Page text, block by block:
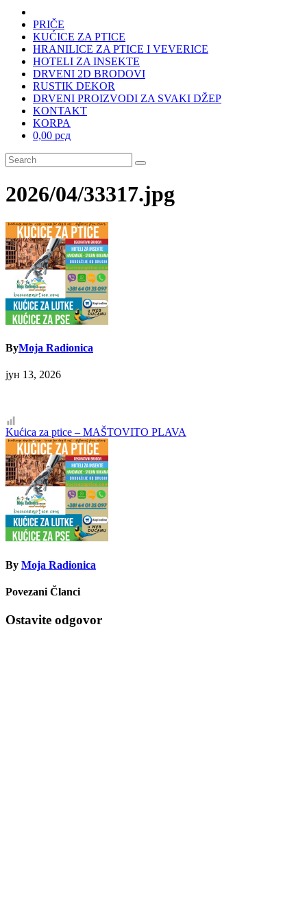
PRIČE
KUĆICE ZA PTICE
HRANILICE ZA PTICE I VEVERICE
HOTELI ZA INSEKTE
DRVENI 2D BRODOVI
RUSTIK DEKOR
DRVENI PROIZVODI ZA SVAKI DŽEP
KONTAKT
KORPA
0,00 рсд
2026/04/33317.jpg
ByMoja Radionica
јун 13, 2026
Кретање
чланка
Kućica za ptice – MAŠTOVITO PLAVA
By Moja Radionica
Povezani Članci
Ostavite odgovor